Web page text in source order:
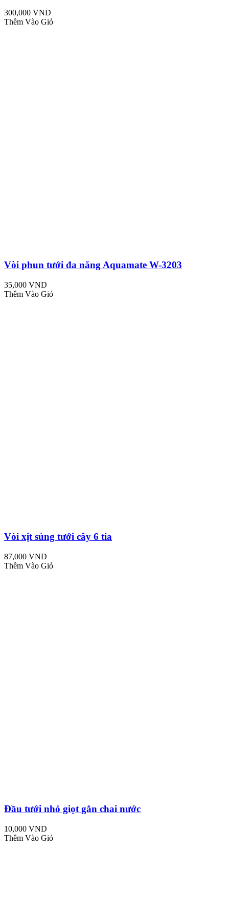
300,000 VND
Thêm Vào Giỏ
Vòi phun tưới đa năng Aquamate W-3203
35,000 VND
Thêm Vào Giỏ
Vòi xịt súng tưới cây 6 tia
87,000 VND
Thêm Vào Giỏ
Đầu tưới nhỏ giọt gắn chai nước
10,000 VND
Thêm Vào Giỏ